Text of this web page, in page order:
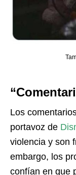
Los
portavoz de
violencia y son
embargo, los
confían en que